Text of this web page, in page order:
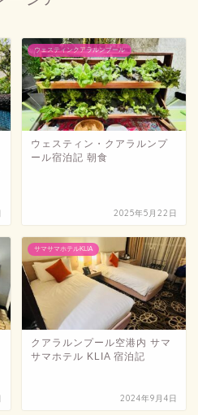
ウェスティンクアラルンプール
ウェスティン・クアラルンプ
ール宿泊記 朝食
2025年5月22日
サマサマホテルKLIA
クアラルンプール空港内 サマ
サマホテル KLIA 宿泊記
2024年9月4日